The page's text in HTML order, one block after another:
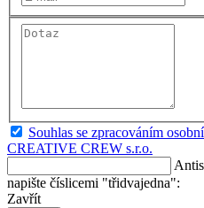
Souhlas se zpracováním
CREATIVE CREW s.r.o.
napište číslicemi "třidvajedna":
Zavřít